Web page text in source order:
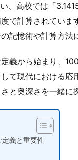
、高校では「
で計算されてい
記憶術や計算方法
義から始まり、
て現代における
と奥深さを一緒に
定義と重要性